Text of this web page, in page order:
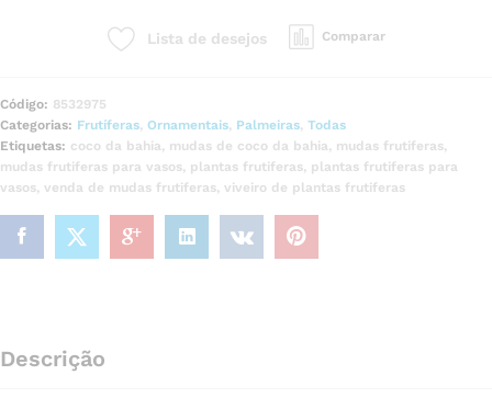
Lista de desejos Comparar
Código: 8532975
Categorias: Frutíferas, Ornamentais, Palmeiras, Todas
Etiquetas: coco da bahia, mudas de coco da bahia, mudas frutiferas,
mudas frutiferas para vasos, plantas frutiferas, plantas frutiferas para
vasos, venda de mudas frutiferas, viveiro de plantas frutiferas
Descrição